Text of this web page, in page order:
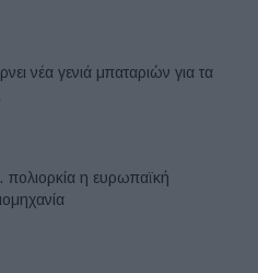
νέα γενιά μπαταριών για τα
πολιορκία η ευρωπαϊκή